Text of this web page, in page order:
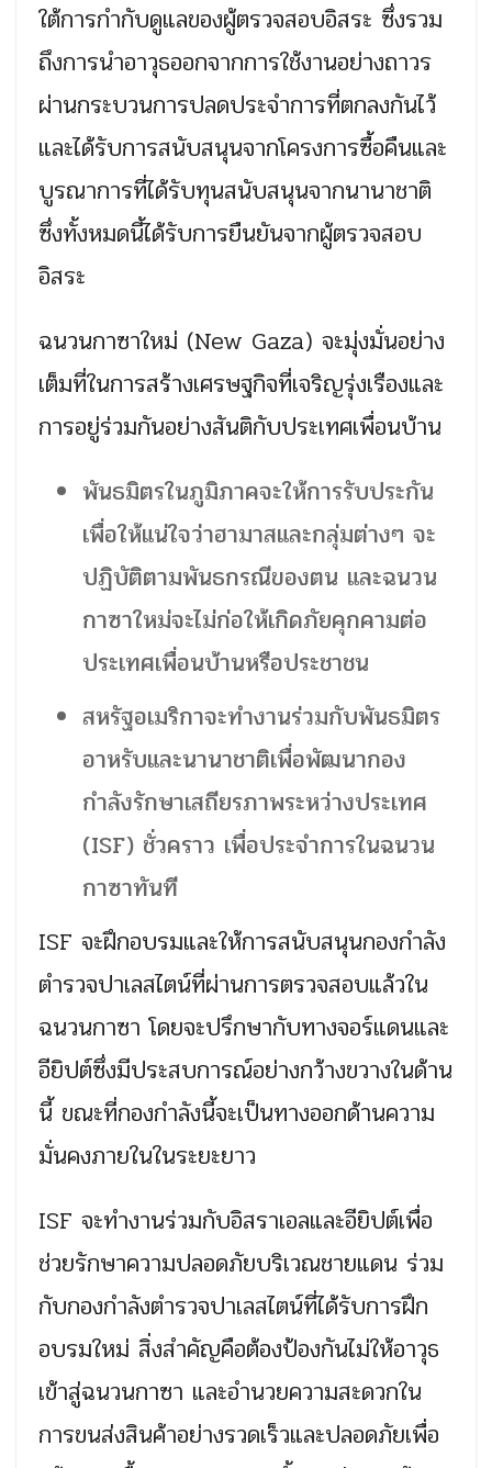
ใต้การกำกับดูแลของผู้ตรวจสอบอิสระ ซึ่งรวม
ถึงการนำอาวุธออกจากการใช้งานอย่างถาวร
ผ่านกระบวนการปลดประจำการที่ตกลงกันไว้
และได้รับการสนับสนุนจากโครงการซื้อคืนและ
บูรณาการที่ได้รับทุนสนับสนุนจากนานาชาติ
ซึ่งทั้งหมดนี้ได้รับการยืนยันจากผู้ตรวจสอบ
อิสระ
ฉนวนกาซาใหม่ (New Gaza) จะมุ่งมั่นอย่าง
เต็มที่ในการสร้างเศรษฐกิจที่เจริญรุ่งเรืองและ
การอยู่ร่วมกันอย่างสันติกับประเทศเพื่อนบ้าน
พันธมิตรในภูมิภาคจะให้การรับประกัน
เพื่อให้แน่ใจว่าฮามาสและกลุ่มต่างๆ จะ
ปฏิบัติตามพันธกรณีของตน และฉนวน
กาซาใหม่จะไม่ก่อให้เกิดภัยคุกคามต่อ
ประเทศเพื่อนบ้านหรือประชาชน
สหรัฐอเมริกาจะทำงานร่วมกับพันธมิตร
อาหรับและนานาชาติเพื่อพัฒนากอง
กำลังรักษาเสถียรภาพระหว่างประเทศ
(ISF) ชั่วคราว เพื่อประจำการในฉนวน
กาซาทันที
ISF จะฝึกอบรมและให้การสนับสนุนกองกำลัง
ตำรวจปาเลสไตน์ที่ผ่านการตรวจสอบแล้วใน
ฉนวนกาซา โดยจะปรึกษากับทางจอร์แดนและ
อียิปต์ซึ่งมีประสบการณ์อย่างกว้างขวางในด้าน
นี้ ขณะที่กองกำลังนี้จะเป็นทางออกด้านความ
มั่นคงภายในในระยะยาว
ISF จะทำงานร่วมกับอิสราเอลและอียิปต์เพื่อ
ช่วยรักษาความปลอดภัยบริเวณชายแดน ร่วม
กับกองกำลังตำรวจปาเลสไตน์ที่ได้รับการฝึก
อบรมใหม่ สิ่งสำคัญคือต้องป้องกันไม่ให้อาวุธ
เข้าสู่ฉนวนกาซา และอำนวยความสะดวกใน
การขนส่งสินค้าอย่างรวดเร็วและปลอดภัยเพื่อ